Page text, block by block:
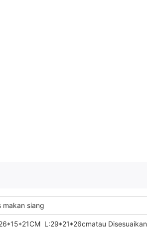
makan siang
L:29*21*26cmatau Disesuaikan